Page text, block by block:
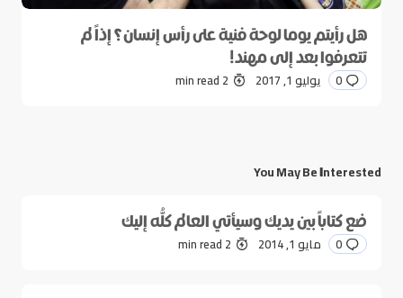
هل رأيتم يوما لوحة فنية على رأس إنسان؟ إذاً لم
تتعرفوا بعد إلى مهند!
0 يوليو 1, 2017 2 min read
You May Be Interested
ضع كتاباً بين يديك وسيأتي العالم كلُّه إليك
0 مايو 1, 2014 2 min read